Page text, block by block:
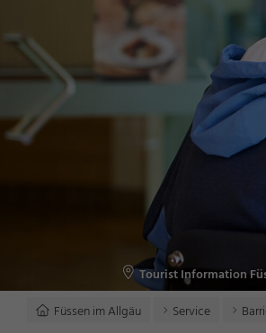
Tourist Information
Füssen im Allgäu
Service